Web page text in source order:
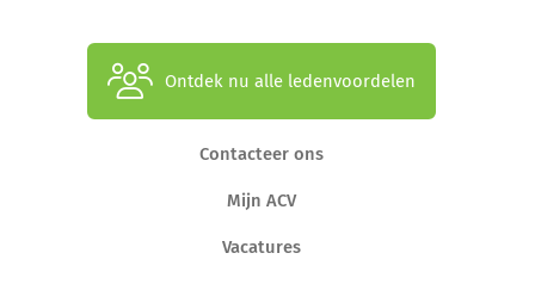
Ontdek nu alle ledenvoordelen
Contacteer ons
Mijn ACV
Vacatures